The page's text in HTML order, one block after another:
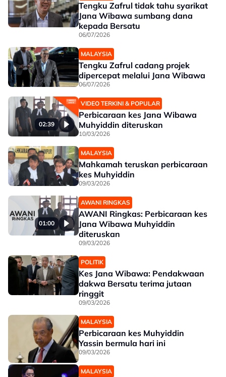
Tengku Zafrul tidak tahu syarikat
Jana Wibawa sumbang dana
kepada Bersatu
06/07/2026
MALAYSIA
Tengku Zafrul cadang projek
dipercepat melalui Jana Wibawa
06/07/2026
02:39
VIDEO TERKINI & POPULAR
Perbicaraan kes Jana Wibawa
Muhyiddin diteruskan
10/03/2026
MALAYSIA
Mahkamah teruskan perbicaraan
kes Muhyiddin
09/03/2026
01:00
AWANI RINGKAS
AWANI Ringkas: Perbicaraan kes
Jana Wibawa Muhyiddin
diteruskan
09/03/2026
POLITIK
Kes Jana Wibawa: Pendakwaan
dakwa Bersatu terima jutaan
ringgit
09/03/2026
MALAYSIA
Perbicaraan kes Muhyiddin
Yassin bermula hari ini
09/03/2026
MALAYSIA